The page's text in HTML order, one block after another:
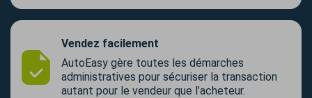
Vendez facilement
AutoEasy gère toutes les démarches
administratives pour sécuriser la transaction
autant pour le vendeur que l’acheteur.